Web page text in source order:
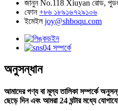
জানুন No.118 Xiuyan রোড, পুডং
ফোন +৮৬ ১৮৯১৬৭২৯১০৬
ইমেইল joy@shboqu.com
অনুসন্ধান
আমাদের পণ্য বা মূল্য তালিকা সম্পর্কে
ছেড়ে দিন এবং আমরা 24 ঘন্টার মধ্যে